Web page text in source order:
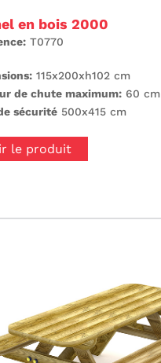
en bois 2000
T0770
115x200xh102 cm
de chute maximum: 60 cm
sécurité 500x415 cm
le produit